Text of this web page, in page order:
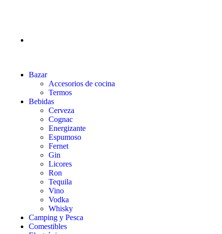
Bazar
Accesorios de cocina
Termos
Bebidas
Cerveza
Cognac
Energizante
Espumoso
Fernet
Gin
Licores
Ron
Tequila
Vino
Vodka
Whisky
Camping y Pesca
Comestibles